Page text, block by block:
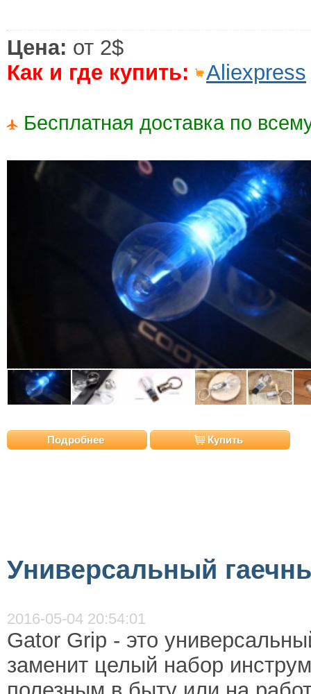
Цена: от 2$
Как и где купить:
Aliexpress
Бесплатная доставка по
Подробнее Купить
Универсальный
2016-05-04 20:54:01
Gator Grip - это
заменит целый набор